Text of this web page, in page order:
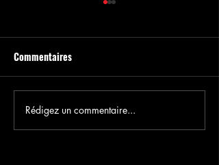
STIMUL ÉDITION 5
Commentaires
Rédigez un commentaire...